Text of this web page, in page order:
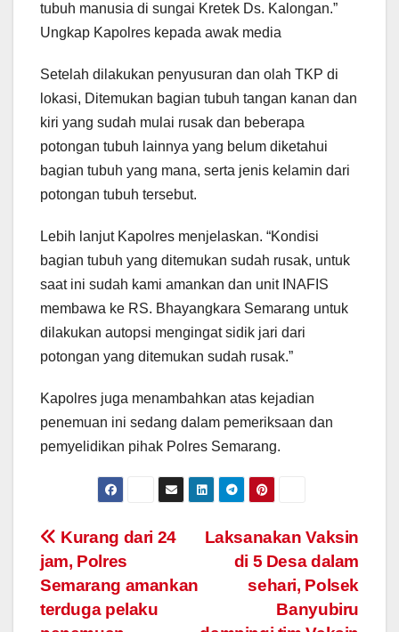
tubuh manusia di sungai Kretek Ds. Kalongan.”
Ungkap Kapolres kepada awak media
Setelah dilakukan penyusuran dan olah TKP di
lokasi, Ditemukan bagian tubuh tangan kanan dan
kiri yang sudah mulai rusak dan beberapa
potongan tubuh lainnya yang belum diketahui
bagian tubuh yang mana, serta jenis kelamin dari
potongan tubuh tersebut.
Lebih lanjut Kapolres menjelaskan. “Kondisi
bagian tubuh yang ditemukan sudah rusak, untuk
saat ini sudah kami amankan dan unit INAFIS
membawa ke RS. Bhayangkara Semarang untuk
dilakukan autopsi mengingat sidik jari dari
potongan yang ditemukan sudah rusak.”
Kapolres juga menambahkan atas kejadian
penemuan ini sedang dalam pemeriksaan dan
pemyelidikan pihak Polres Semarang.
Post
navigation
Laksanakan Vaksin
di 5 Desa dalam
sehari, Polsek
Banyubiru
Kurang dari 24
jam, Polres
Semarang amankan
terduga pelaku